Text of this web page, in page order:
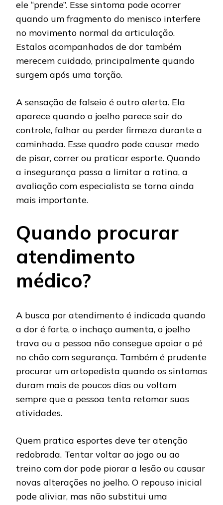
ele “prende”. Esse sintoma pode ocorrer
quando um fragmento do menisco interfere
no movimento normal da articulação.
Estalos acompanhados de dor também
merecem cuidado, principalmente quando
surgem após uma torção.
A sensação de falseio é outro alerta. Ela
aparece quando o joelho parece sair do
controle, falhar ou perder firmeza durante a
caminhada. Esse quadro pode causar medo
de pisar, correr ou praticar esporte. Quando
a insegurança passa a limitar a rotina, a
avaliação com especialista se torna ainda
mais importante.
Quando procurar
atendimento
médico?
A busca por atendimento é indicada quando
a dor é forte, o inchaço aumenta, o joelho
trava ou a pessoa não consegue apoiar o pé
no chão com segurança. Também é prudente
procurar um ortopedista quando os sintomas
duram mais de poucos dias ou voltam
sempre que a pessoa tenta retomar suas
atividades.
Quem pratica esportes deve ter atenção
redobrada. Tentar voltar ao jogo ou ao
treino com dor pode piorar a lesão ou causar
novas alterações no joelho. O repouso inicial
pode aliviar, mas não substitui uma